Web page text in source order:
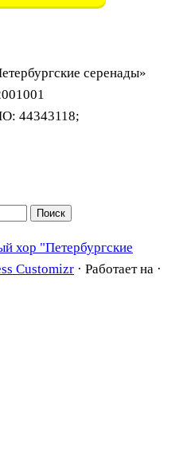
серенады»
44343118;
хор "Петербургские
Customizr · Работает на ·